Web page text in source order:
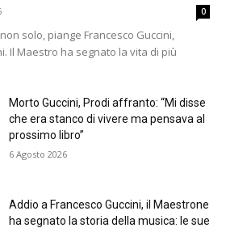
0
solo, piange Francesco Guccini,
Il Maestro ha segnato la vita di più
Morto Guccini, Prodi affranto: “Mi disse
che era stanco di vivere ma pensava al
prossimo libro”
6 Agosto 2026
Addio a Francesco Guccini, il Maestrone
ha segnato la storia della musica: le sue